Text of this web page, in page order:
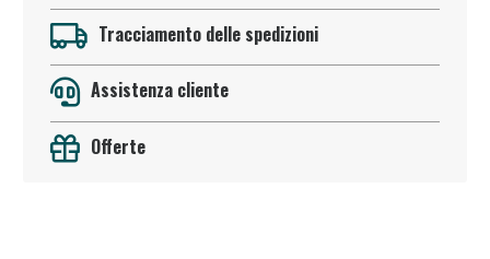
Tracciamento delle spedizioni
Assistenza cliente
Offerte